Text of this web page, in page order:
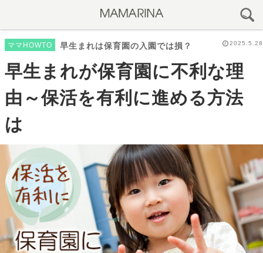
ママHOWTO 早生まれは保育園の入園では損？ 2025.5.28
早生まれが保育園に不利な理
由～保活を有利に進める方法
は